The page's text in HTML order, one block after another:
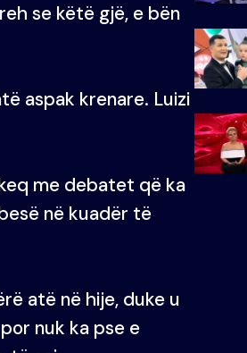
se këtë gjë, e bën
aspak krenare. Luizi
me debatet që ka
në kuadër të
atë në hije, duke u
nuk ka pse e